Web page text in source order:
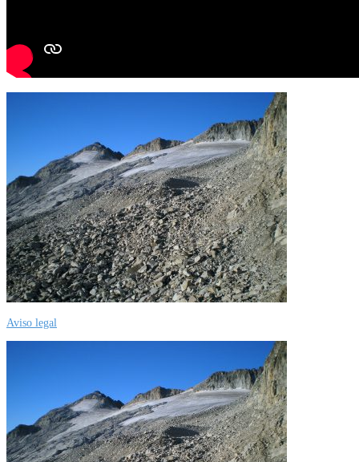
Aviso legal